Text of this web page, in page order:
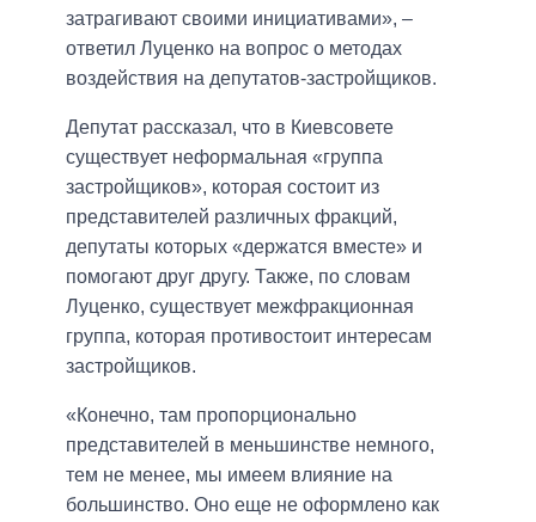
затрагивают своими инициативами», –
ответил Луценко на вопрос о методах
воздействия на депутатов-застройщиков.
Депутат рассказал, что в Киевсовете
существует неформальная «группа
застройщиков», которая состоит из
представителей различных фракций,
депутаты которых «держатся вместе» и
помогают друг другу. Также, по словам
Луценко, существует межфракционная
группа, которая противостоит интересам
застройщиков.
«Конечно, там пропорционально
представителей в меньшинстве немного,
тем не менее, мы имеем влияние на
большинство. Оно еще не оформлено как